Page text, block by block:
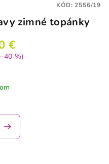
zimné topánky
€
%)
KÓD:2556/19